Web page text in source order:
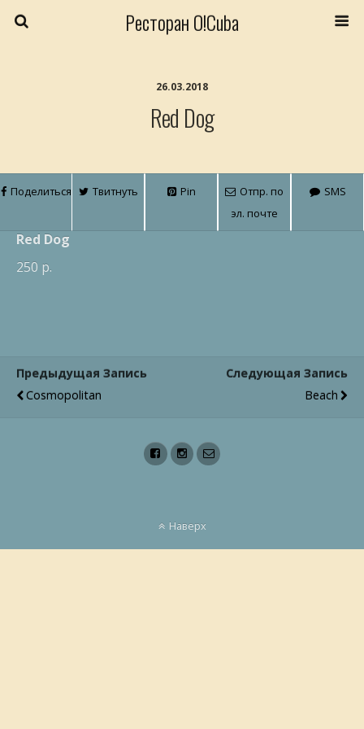
Ресторан O!Cuba
26.03.2018
Red Dog
Поделиться Твитнуть Pin
Отпр. по
эл. почте
SMS
Red Dog
250 р.
Предыдущая Запись
Cosmopolitan
Следующая Запись
Beach
Наверх